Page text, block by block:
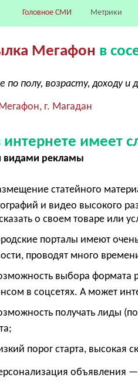
Головное СМИ Метрики
Мегафон в
по полу, возрасту, доходу
г. Магадан
интернете имеет
видами рекламы
статейного
и видео высокого
о своем товаре или
порталы имеют
проводят много
выбора формата
в соцсетях. А может
получать лиды
порог старта, высокая
объявления